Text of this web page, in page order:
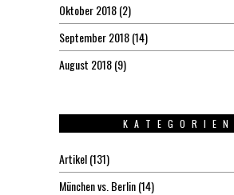
Oktober 2018(2)
September 2018(14)
August 2018(9)
KATEGORIEN
Artikel(131)
München vs. Berlin(14)